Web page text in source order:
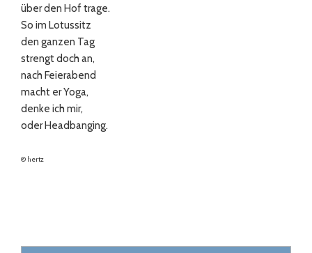
über den Hof trage.
So im Lotussitz
den ganzen Tag
strengt doch an,
nach Feierabend
macht er Yoga,
denke ich mir,
oder Headbanging.
© hertz